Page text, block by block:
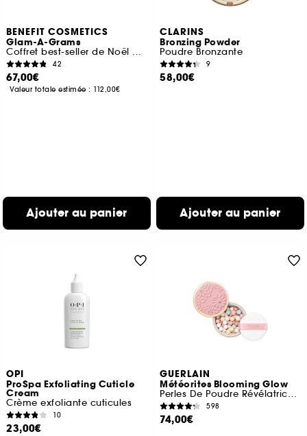
BENEFIT COSMETICS
Glam-A-Grams
Coffret best-seller de Noël maquillage et soins
42
67,00€
Valeur totale estimée : 112,00€
Ajouter au panier
CLARINS
Bronzing Powder
Poudre Bronzante
9
58,00€
Ajouter au panier
OPI
ProSpa Exfoliating Cuticle
Cream
Crème exfoliante cuticules
10
23,00€
GUERLAIN
Météorites Blooming Glow
Perles De Poudre Révélatrices De Lumière
598
74,00€